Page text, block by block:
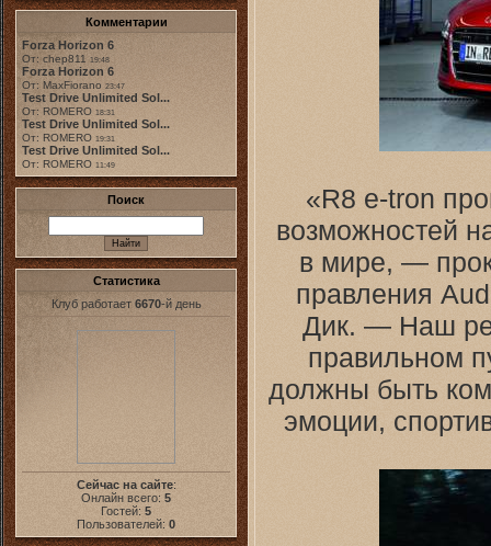
Комментарии
Forza Horizon 6
От: chep811 19:48
Forza Horizon 6
От: MaxFiorano 23:47
Test Drive Unlimited Sol...
От: ROMERO 18:31
Test Drive Unlimited Sol...
От: ROMERO 19:31
Test Drive Unlimited Sol...
От: ROMERO 11:49
Поиск
Статистика
Клуб работает 6670-й день
Сейчас на сайте:
Онлайн всего: 5
Гостей: 5
Пользователей: 0
«R8 e-tron
возможностей
в мире, —
правления
Дик. — Наш
правильном
должны быть
эмоции,